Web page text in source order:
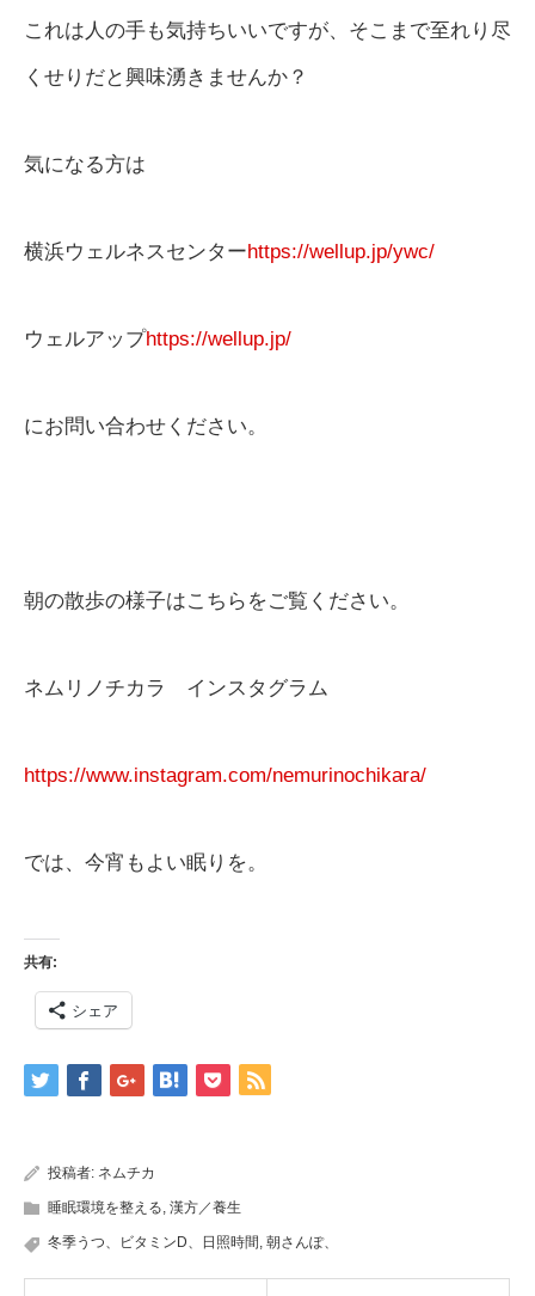
これは人の手も気持ちいいですが、そこまで至れり尽
くせりだと興味湧きませんか？
気になる方は
横浜ウェルネスセンターhttps://wellup.jp/ywc/
ウェルアップhttps://wellup.jp/
にお問い合わせください。
朝の散歩の様子はこちらをご覧ください。
ネムリノチカラ インスタグラム
https://www.instagram.com/nemurinochikara/
では、今宵もよい眠りを。
共有:
シェア
投稿者: ネムチカ
睡眠環境を整える, 漢方／養生
冬季うつ、ビタミンD、日照時間, 朝さんぽ、